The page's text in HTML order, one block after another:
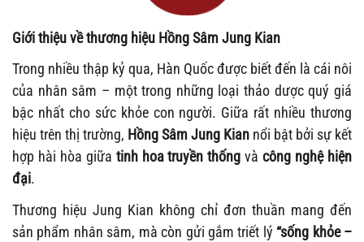
Giới thiệu về thương hiệu Hồng Sâm Jung Kian
Trong nhiều thập kỷ qua, Hàn Quốc được biết đến là cái nôi
của nhân sâm – một trong những loại thảo dược quý giá
bậc nhất cho sức khỏe con người. Giữa rất nhiều thương
hiệu trên thị trường, Hồng Sâm Jung Kian nổi bật bởi sự kết
hợp hài hòa giữa tinh hoa truyền thống vàcông nghệ hiện
đại.
Thương hiệu Jung Kian không chỉ đơn thuần mang đến
sản phẩm nhân sâm, mà còn gửi gắm triết lý “sống khỏe –